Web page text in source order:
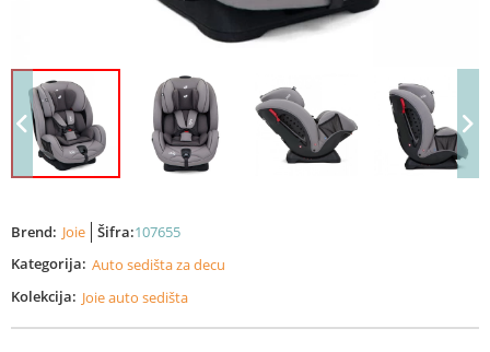
Brend: Joie Šifra:107655
Kategorija: Auto sedišta za decu
Kolekcija: Joie auto sedišta